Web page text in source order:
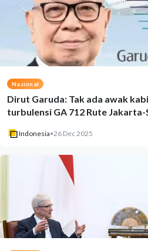
Nasional
Dirut Garuda: Tak ada awak
turbulensi GA 712 Rute
Indonesia•26 Dec 2025